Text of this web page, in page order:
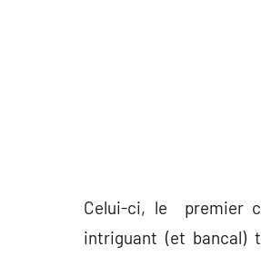
Celui-ci, le premier
intriguant (et bancal)